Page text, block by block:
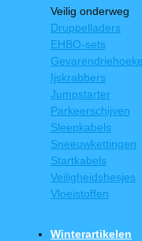
Veilig onderweg
Druppelladers
EHBO-sets
Ijskrabbers
Jumpstarter
Parkeerschijven
Sleepkabels
Sneeuwkettingen
Startkabels
Veiligheidshesjes
Vloeistoffen
Winterartikelen